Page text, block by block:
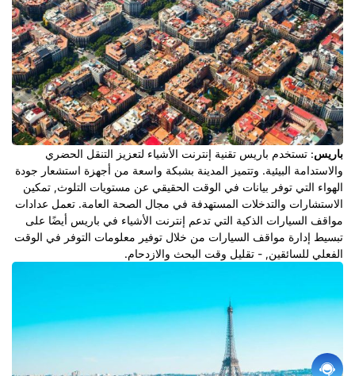
باريس: تستخدم باريس تقنية إنترنت الأشياء لتعزيز التنقل الحضري
والاستدامة البيئية. وتتميز المدينة بشبكة واسعة من أجهزة استشعار جودة
الهواء التي توفر بيانات في الوقت الحقيقي عن مستويات التلوث, تمكين
الاستشارات والتدخلات المستهدفة في مجال الصحة العامة. تعمل عدادات
مواقف السيارات الذكية التي تدعم إنترنت الأشياء في باريس أيضًا على
تبسيط إدارة مواقف السيارات من خلال توفير معلومات التوفر في الوقت
الفعلي للسائقين, - تقليل وقت البحث والازدحام.